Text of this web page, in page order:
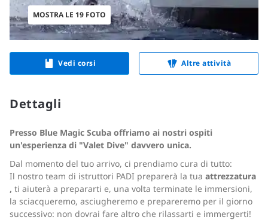
MOSTRA LE 19 FOTO
Vedi corsi Altre attività
Dettagli
Presso Blue Magic Scuba offriamo ai nostri ospiti
un'esperienza di "Valet Dive" davvero unica.
Dal momento del tuo arrivo, ci prendiamo cura di tutto:
Il nostro team di istruttori PADI preparerà la tua attrezzatura
, ti aiuterà a prepararti e, una volta terminate le immersioni,
la sciacqueremo, asciugheremo e prepareremo per il giorno
successivo: non dovrai fare altro che rilassarti e immergerti!